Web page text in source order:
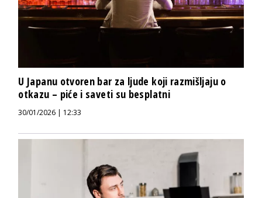
U Japanu otvoren bar za ljude koji razmišljaju o
otkazu – piće i saveti su besplatni
30/01/2026 | 12:33